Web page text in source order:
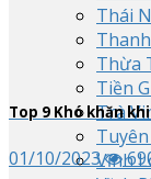
Thái
Thừa
Tiền
Trà
Vĩnh
Top 9 Khó khăn
01/10/2023